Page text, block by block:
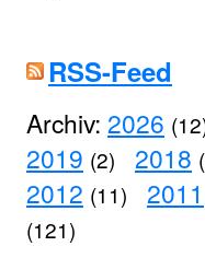
RSS-Feed
Archiv: 2026
2019 (2) 2018
2012 (11) 2011
(121)